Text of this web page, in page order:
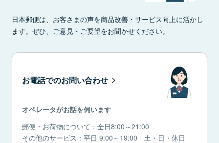
日本郵便は、お客さまの声を商品改善・サービス向上に活かし
ます。ぜひ、ご意見・ご要望をお聞かせください。
お電話でのお問い合わせ
オペレータがお話を伺います
郵便・お荷物について：全日8:00～21:00
その他のサービス：平日 9:00～19:00 土・日・休日